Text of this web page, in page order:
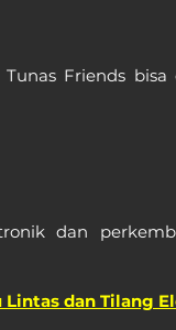
Friends
dan
Lintas dan Tilang